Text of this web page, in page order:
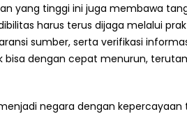
yang tinggi ini juga membawa
harus terus dijaga melalui
sumber, serta verifikasi
bisa dengan cepat menurun,
negara dengan